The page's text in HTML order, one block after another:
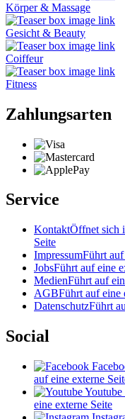
Körper & Massage
Gesicht & Beauty
Coiffeur
Fitness
Zahlungsarten
Service
KontaktÖffnet sich
Seite
ImpressumFührt auf
JobsFührt auf eine
MedienFührt auf
AGBFührt auf eine
DatenschutzFührt
Social
auf eine externe
Youtube
eine externe Seite